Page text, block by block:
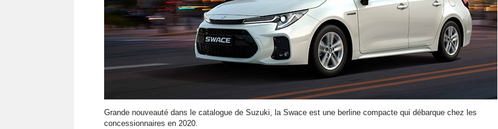
Grande nouveauté dans le catalogue de Suzuki, la Swace est une berline compacte qui débarque chez les
concessionnaires en 2020.